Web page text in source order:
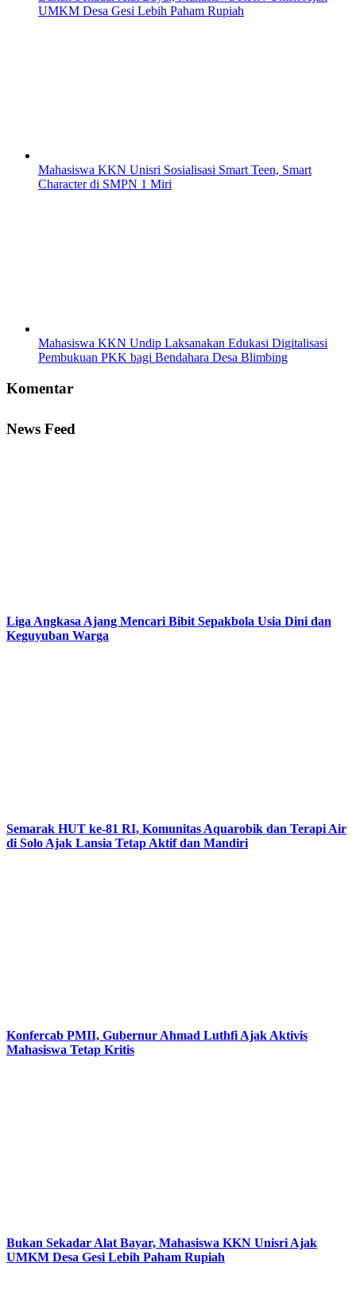
UMKM Desa Gesi Lebih Paham Rupiah
Mahasiswa KKN Unisri Sosialisasi Smart Teen, Smart
Character di SMPN 1 Miri
Mahasiswa KKN Undip Laksanakan Edukasi Digitalisasi
Pembukuan PKK bagi Bendahara Desa Blimbing
Komentar
News Feed
Liga Angkasa Ajang Mencari Bibit Sepakbola Usia Dini dan
Keguyuban Warga
Semarak HUT ke-81 RI, Komunitas Aquarobik dan Terapi Air
di Solo Ajak Lansia Tetap Aktif dan Mandiri
Konfercab PMII, Gubernur Ahmad Luthfi Ajak Aktivis
Mahasiswa Tetap Kritis
Bukan Sekadar Alat Bayar, Mahasiswa KKN Unisri Ajak
UMKM Desa Gesi Lebih Paham Rupiah